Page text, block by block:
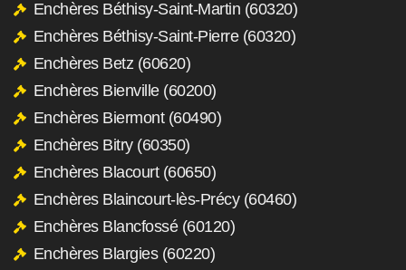
Enchères Béthisy-Saint-Martin (60320)
Enchères Béthisy-Saint-Pierre (60320)
Enchères Betz (60620)
Enchères Bienville (60200)
Enchères Biermont (60490)
Enchères Bitry (60350)
Enchères Blacourt (60650)
Enchères Blaincourt-lès-Précy (60460)
Enchères Blancfossé (60120)
Enchères Blargies (60220)